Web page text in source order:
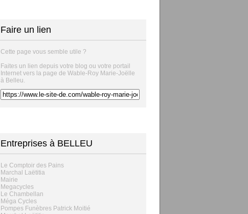
Faire un lien
Cette page vous semble utile ?
Faites un lien depuis votre blog ou votre portail
Internet vers la page de Wable-Roy Marie-Joëlle
à Belleu.
Entreprises à BELLEU
Le Comptoir des Pains
Marchal Laëtitia
Mairie
Megacycles
Le Chambellan
Méga Cycles
Pompes Funèbres Patrick Moitié